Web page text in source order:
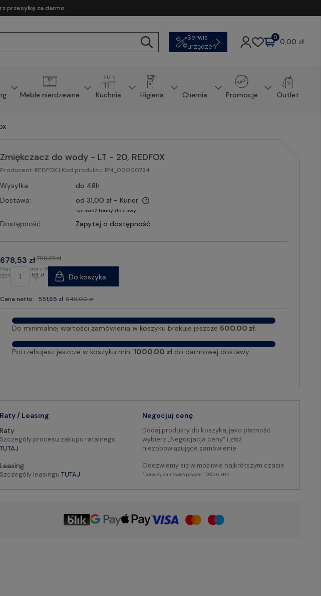
przesyłkę za darmo
Serwis
urządzeń
0,00 zł
0
Meble nierdzewne Kuchnia Higiena Chemia Promocje Outlet
Zmiękczacz do wody - LT - 20, REDFOX
Producent: REDFOX | Kod produktu: RM_00000734
Wysyłka:
do 48h
Dostawa:
od 31,00 zł - Kurier
sprawdź formy dostawy
Dostępność: Zapytaj o dostępność
678,53 zł798,27 zł
Najniższa cena z 30 dni przed
obniżką: 678,53 zł
Cena netto: 551,65 zł 649,00 zł
Do koszyka
Do minimalnej wartości zamówienia w koszyku brakuje jeszcze 500.00 zł.
Potrzebujesz jeszcze w koszyku min. 1000.00 złdo darmowej dostawy.
Raty / Leasing
Raty
Szczegóły procesu zakupu ratalnego
TUTAJ
Leasing
Szczegóły leasinguTUTAJ
Negocjuj cenę
Dodaj produkty do koszyka, jako płatność
wybierz „Negocjacja ceny” i złóż
niezobowiązujące zamówienie.
Odezwiemy się w możliwie najkrótszym czasie.
*Dotyczy zamówień powyżej 1000zł netto